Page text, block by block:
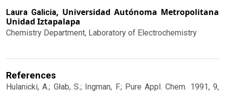
Laura Galicia, Universidad Autónoma Metropolitana
Unidad Iztapalapa
Chemistry Department, Laboratory of Electrochemistry
References
Hulanicki, A.; Głab, S.; Ingman, F.; Pure Appl. Chem. 1991, 9,